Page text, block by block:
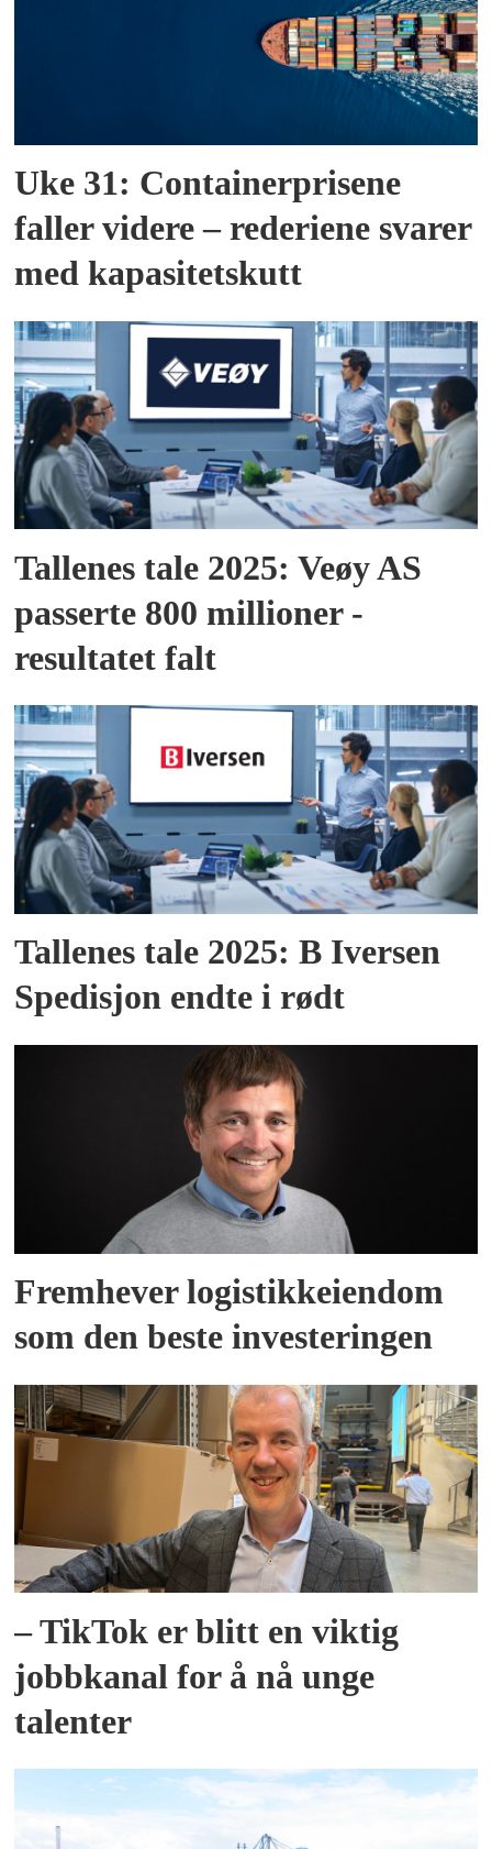
Uke 31: Containerprisene
faller videre – rederiene svarer
med kapasitetskutt
Tallenes tale 2025: Veøy AS
passerte 800 millioner -
resultatet falt
Tallenes tale 2025: B Iversen
Spedisjon endte i rødt
Fremhever logistikkeiendom
som den beste investeringen
– TikTok er blitt en viktig
jobbkanal for å nå unge
talenter